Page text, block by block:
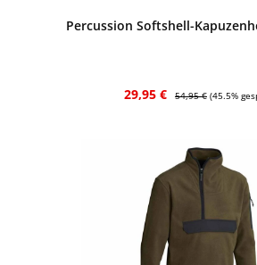
Percussion Softshell-
Verkaufspreis:
29,95 € Regulärer Preis:
54,95 € (45.5%